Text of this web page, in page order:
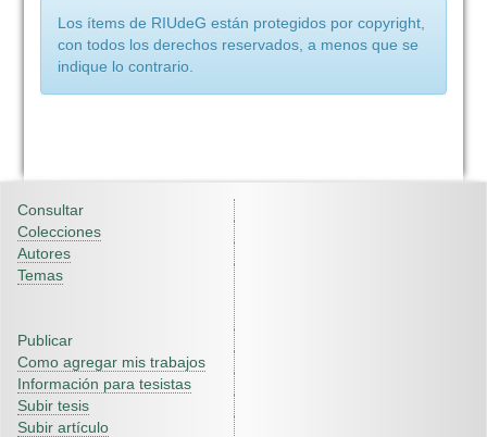
Los ítems de RIUdeG están protegidos por copyright,
con todos los derechos reservados, a menos que se
indique lo contrario.
Consultar
Colecciones
Autores
Temas
Publicar
Como agregar mis trabajos
Información para tesistas
Subir tesis
Subir artículo